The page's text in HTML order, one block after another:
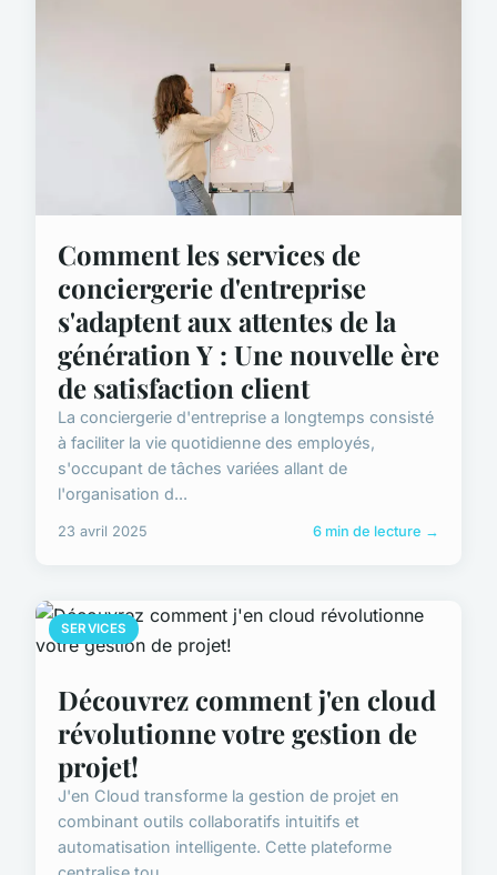
Comment les services de
conciergerie d'entreprise
s'adaptent aux attentes de la
génération Y : Une nouvelle ère
de satisfaction client
La conciergerie d'entreprise a longtemps consisté
à faciliter la vie quotidienne des employés,
s'occupant de tâches variées allant de
l'organisation d...
23 avril 2025 6 min de lecture →
SERVICES
Découvrez comment j'en cloud
révolutionne votre gestion de
projet!
J'en Cloud transforme la gestion de projet en
combinant outils collaboratifs intuitifs et
automatisation intelligente. Cette plateforme